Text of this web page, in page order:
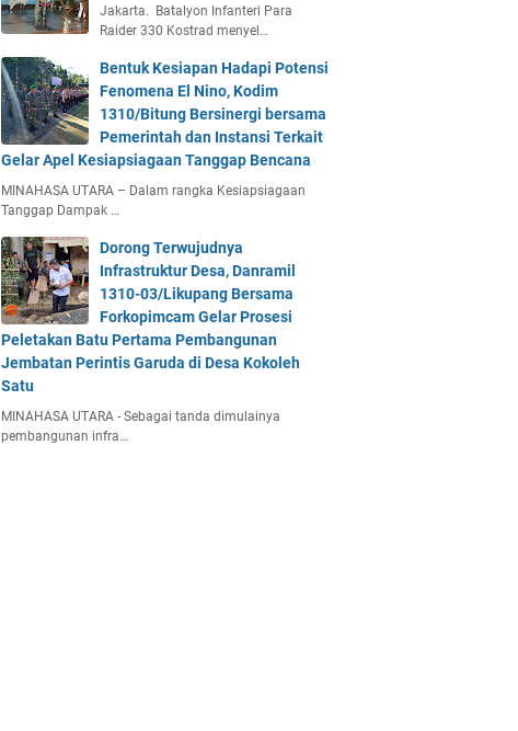
Jakarta. Batalyon Infanteri Para
Raider 330 Kostrad menyel…
Bentuk Kesiapan Hadapi Potensi
Fenomena El Nino, Kodim
1310/Bitung Bersinergi bersama
Pemerintah dan Instansi Terkait
Gelar Apel Kesiapsiagaan Tanggap Bencana
MINAHASA UTARA – Dalam rangka Kesiapsiagaan
Tanggap Dampak …
Dorong Terwujudnya
Infrastruktur Desa, Danramil
1310-03/Likupang Bersama
Forkopimcam Gelar Prosesi
Peletakan Batu Pertama Pembangunan
Jembatan Perintis Garuda di Desa Kokoleh
Satu
MINAHASA UTARA - Sebagai tanda dimulainya
pembangunan infra…